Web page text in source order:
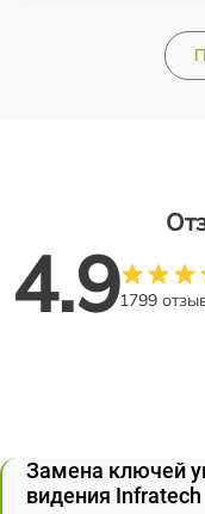
4.91799
Замена ключей
видения Infratech